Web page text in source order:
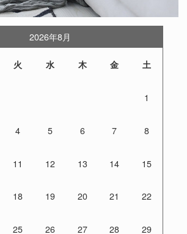
2026年8月
火 水 木 金 土
1
4 5 6 7 8
11 12 13 14 15
18 19 20 21 22
25 26 27 28 29